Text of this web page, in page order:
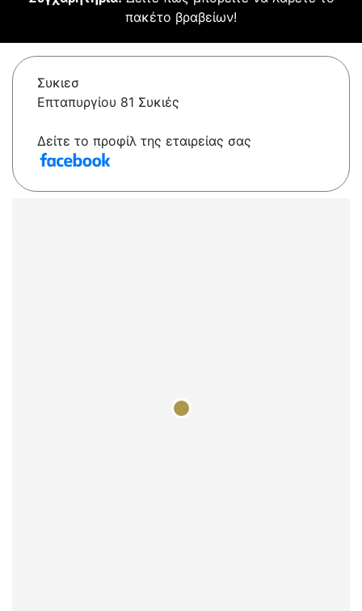
πακέτο βραβείων!
Συκιεσ
Επταπυργίου 81 Συκιές
Δείτε το προφίλ της εταιρείας σας